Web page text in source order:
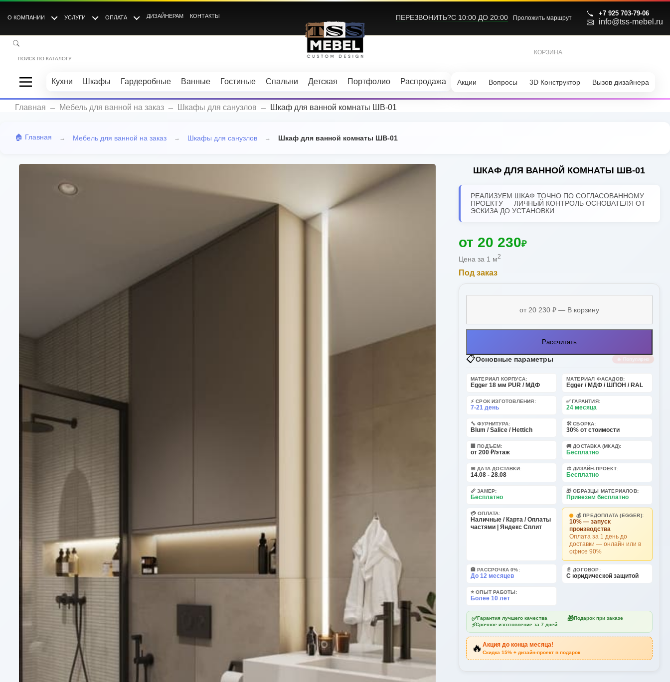
О КОМПАНИИ УСЛУГИ ОПЛАТА ДИЗАЙНЕРАМ КОНТАКТЫ ПЕРЕЗВОНИТЬ?С 10:00 ДО 20:00 Проложить маршрут
+7 925 703-79-06
info@tss-mebel.ru
КОРЗИНА
Кухни Шкафы Гардеробные Ванные Гостиные Спальни Детская Портфолио Распродажа Акции Вопросы 3D Конструктор Вызов дизайнера
Главная Мебель для ванной на заказ Шкафы для санузлов Шкаф для ванной комнаты ШВ-01
🏠 Главная → Мебель для ванной на заказ → Шкафы для санузлов → Шкаф для ванной комнаты ШВ-01
ШКАФ ДЛЯ ВАННОЙ КОМНАТЫ ШВ-01
РЕАЛИЗУЕМ ШКАФ ТОЧНО ПО СОГЛАСОВАННОМУ
ПРОЕКТУ — ЛИЧНЫЙ КОНТРОЛЬ ОСНОВАТЕЛЯ ОТ
ЭСКИЗА ДО УСТАНОВКИ
от 20 230₽
Цена за 1 м2
Под заказ
Рассчитать
📋Основные параметры 🔥 Популярно
МАТЕРИАЛ КОРПУСА:
Egger 18 мм PUR / МДФ
МАТЕРИАЛ ФАСАДОВ:
Egger / МДФ / ШПОН / RAL
⚡ СРОК ИЗГОТОВЛЕНИЯ:
7-21 день
✅ ГАРАНТИЯ:
24 месяца
🔧 ФУРНИТУРА:
Blum / Salice / Hettich
🛠️ СБОРКА:
30% от стоимости
🏢 ПОДЪЕМ:
от 200 ₽/этаж
🚚 ДОСТАВКА (МКАД):
Бесплатно
📅 ДАТА ДОСТАВКИ:
14.08 - 28.08
🎨 ДИЗАЙН-ПРОЕКТ:
Бесплатно
📏 ЗАМЕР:
Бесплатно
🎁 ОБРАЗЦЫ МАТЕРИАЛОВ:
Привезем бесплатно
💳 ОПЛАТА:
Наличные / Карта / Оплаты
частями | Яндекс Сплит
💰 ПРЕДОПЛАТА (EGGER):
10% — запуск
производства
Оплата за 1 день до
доставки — онлайн или в
офисе 90%
🏦 РАССРОЧКА 0%:
До 12 месяцев
📄 ДОГОВОР:
С юридической защитой
⭐ ОПЫТ РАБОТЫ:
Более 10 лет
✅Гарантия лучшего качества 🎁Подарок при заказе
⚡Срочное изготовление за 7 дней
🔥 Акция до конца месяца!
Скидка 15% + дизайн-проект в подарок